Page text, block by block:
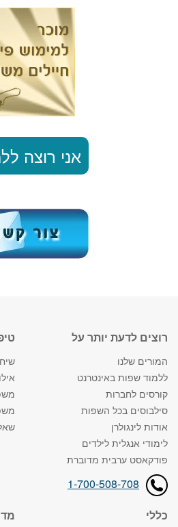
רוצים לדעת יותר על
המורים שלנו
ללמוד שפות באינטרנט
קורסים לחברות
סילבוסים בכל השפות
אודות לינגולרן
לימודי אנגלית לילדים
פודקאסט ערבית מדוברת
1-700-508-708
כללי